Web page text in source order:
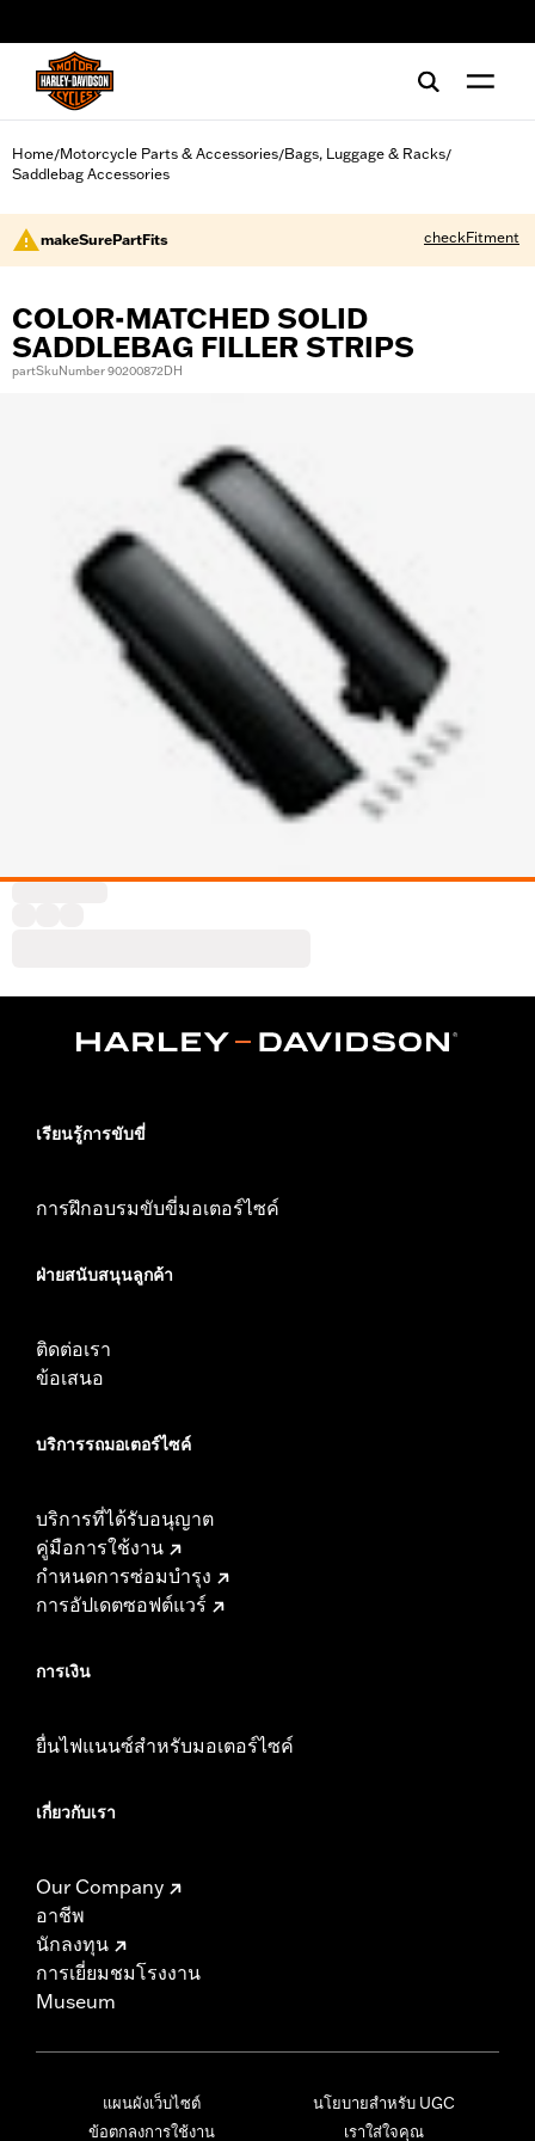
Home/Motorcycle Parts & Accessories/Bags, Luggage & Racks/
Saddlebag Accessories
makeSurePartFits checkFitment
COLOR-MATCHED SOLID
SADDLEBAG FILLER STRIPS
partSkuNumber 90200872DH
เรียนรู้การขับขี่
การฝึกอบรมขับขี่มอเตอร์ไซค์
ฝ่ายสนับสนุนลูกค้า
ติดต่อเรา
ข้อเสนอ
บริการรถมอเตอร์ไซค์​
บริการที่ได้รับอนุญาต
คู่มือการใช้งาน
กำหนดการซ่อมบำรุง
การอัปเดตซอฟต์แวร์
การเงิน
ยื่นไฟแนนซ์สำหรับมอเตอร์ไซค์
เกี่ยวกับเรา
Our Company
อาชีพ
นักลงทุน
การเยี่ยมชมโรงงาน
Museum
แผนผังเว็บไซต์
ข้อตกลงการใช้งาน
นโยบายสำหรับ UGC
เราใส่ใจคุณ